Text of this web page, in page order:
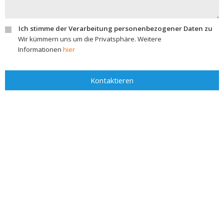
Ich stimme der Verarbeitung personenbezogener Daten zu
Wir kümmern uns um die Privatsphäre. Weitere
Informationen hier
Kontaktieren